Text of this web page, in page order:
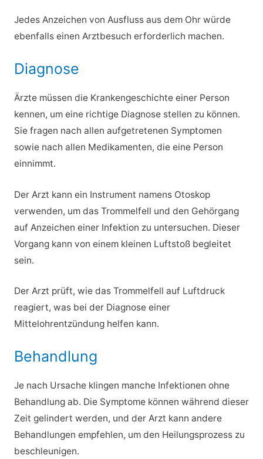
Jedes Anzeichen von Ausfluss aus dem Ohr würde
ebenfalls einen Arztbesuch erforderlich machen.
Diagnose
Ärzte müssen die Krankengeschichte einer Person
kennen, um eine richtige Diagnose stellen zu können.
Sie fragen nach allen aufgetretenen Symptomen
sowie nach allen Medikamenten, die eine Person
einnimmt.
Der Arzt kann ein Instrument namens Otoskop
verwenden, um das Trommelfell und den Gehörgang
auf Anzeichen einer Infektion zu untersuchen. Dieser
Vorgang kann von einem kleinen Luftstoß begleitet
sein.
Der Arzt prüft, wie das Trommelfell auf Luftdruck
reagiert, was bei der Diagnose einer
Mittelohrentzündung helfen kann.
Behandlung
Je nach Ursache klingen manche Infektionen ohne
Behandlung ab. Die Symptome können während dieser
Zeit gelindert werden, und der Arzt kann andere
Behandlungen empfehlen, um den Heilungsprozess zu
beschleunigen.